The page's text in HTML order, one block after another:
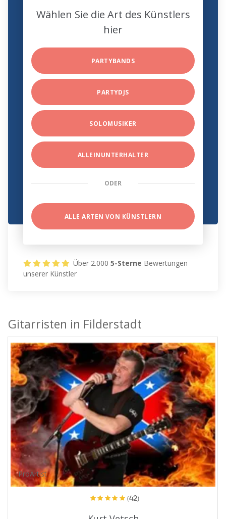
Wählen Sie die Art des Künstlers
hier
PARTYBANDS
PARTYDJS
SOLOMUSIKER
ALLEINUNTERHALTER
ODER
ALLE ARTEN VON KÜNSTLERN
Über 2.0005-Sterne Bewertungen
unserer Künstler
Gitarristen in Filderstadt
ProArtist
(42)